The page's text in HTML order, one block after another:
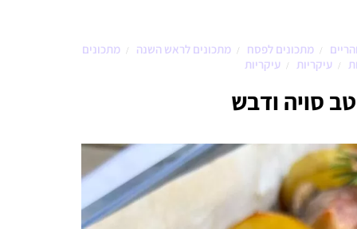
/ מתכונים לפסח / מתכונים לראש השנה /
מתכונים
/ עיקריות / עיקריות
סויה ודבש